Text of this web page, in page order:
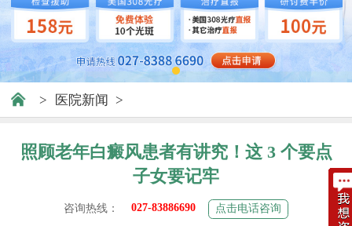
> 医院新闻 >
照顾老年白癜风患者有讲究！这 3 个要点
子女要记牢
咨询热线： 027-83886690 点击电话咨询